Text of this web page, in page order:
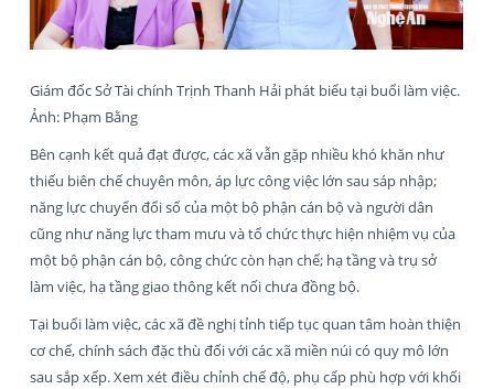
Giám đốc Sở Tài chính Trịnh Thanh Hải phát biểu tại buổi làm việc.
Ảnh: Phạm Bằng
Bên cạnh kết quả đạt được, các xã vẫn gặp nhiều khó khăn như
thiếu biên chế chuyên môn, áp lực công việc lớn sau sáp nhập;
năng lực chuyển đổi số của một bộ phận cán bộ và người dân
cũng như năng lực tham mưu và tổ chức thực hiện nhiệm vụ của
một bộ phận cán bộ, công chức còn hạn chế; hạ tầng và trụ sở
làm việc, hạ tầng giao thông kết nối chưa đồng bộ.
Tại buổi làm việc, các xã đề nghị tỉnh tiếp tục quan tâm hoàn thiện
cơ chế, chính sách đặc thù đối với các xã miền núi có quy mô lớn
sau sắp xếp. Xem xét điều chỉnh chế độ, phụ cấp phù hợp với khối